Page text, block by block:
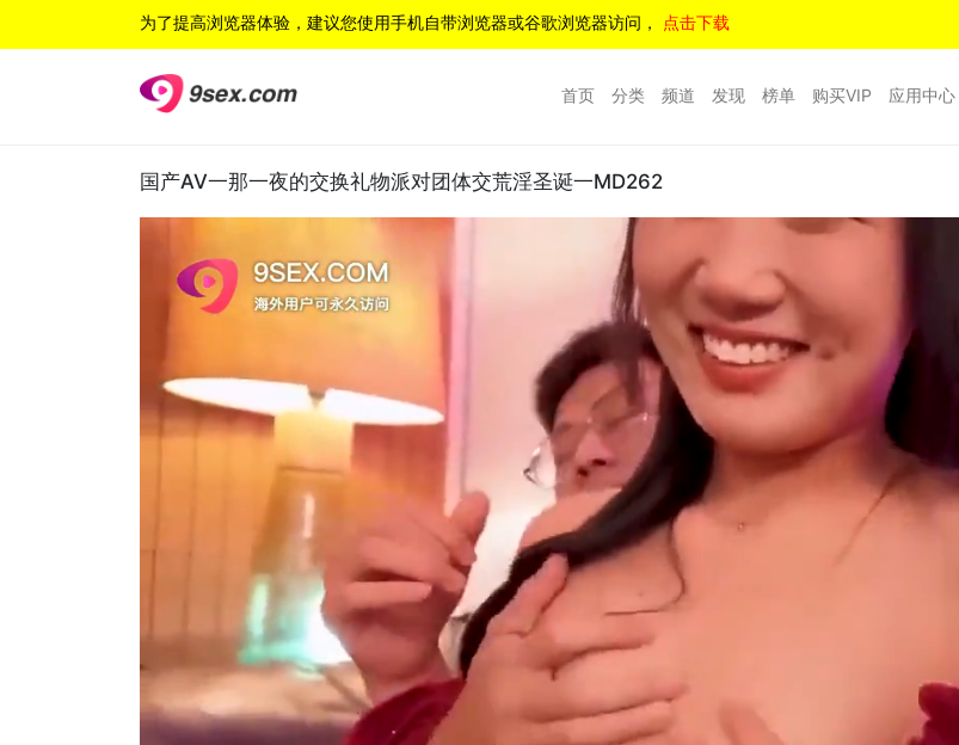
为了提高浏览器体验，建议您使用手机自带浏览器或谷歌浏览器访问， 点击下载
首页 分类 频道 发现 榜单 购买VIP 应用中心
国产AV一那一夜的交换礼物派对团体交荒淫圣诞一MD262